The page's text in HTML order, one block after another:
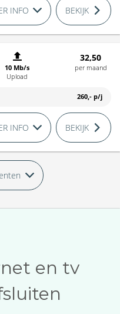
INFO BEKIJK
10 Mb/s
Upload
32,50
per maand
260,- p/j
INFO BEKIJK
en tv